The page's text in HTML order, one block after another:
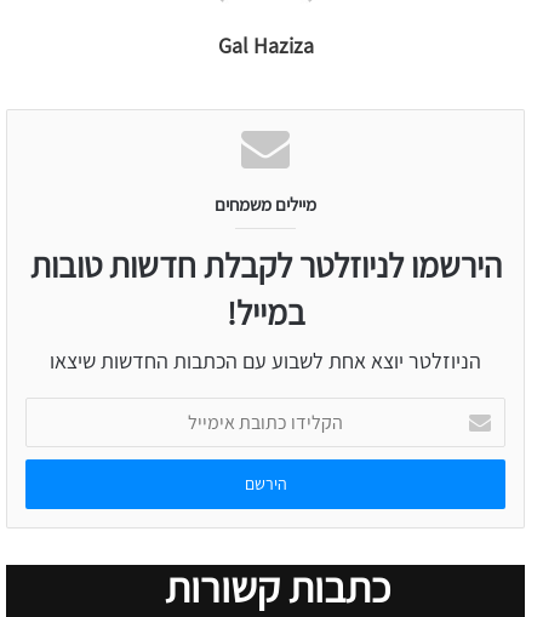
Gal Haziza
מיילים משמחים
הירשמו לניוזלטר לקבלת חדשות טובות
במייל!
הניוזלטר יוצא אחת לשבוע עם הכתבות החדשות שיצאו
הקלידו
כתובת
אימייל
כתבות קשורות